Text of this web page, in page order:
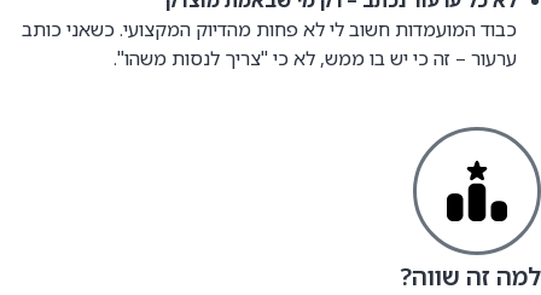
כבוד המועמדות חשוב לי לא פחות מהדיוק המקצועי. כשאני כותב
ערעור – זה כי יש בו ממש, לא כי "צריך לנסות משהו".
למה זה שווה?